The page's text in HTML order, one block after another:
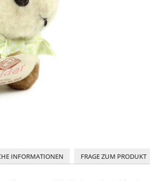
INFORMATIONEN FRAGE ZUM PRODUKT